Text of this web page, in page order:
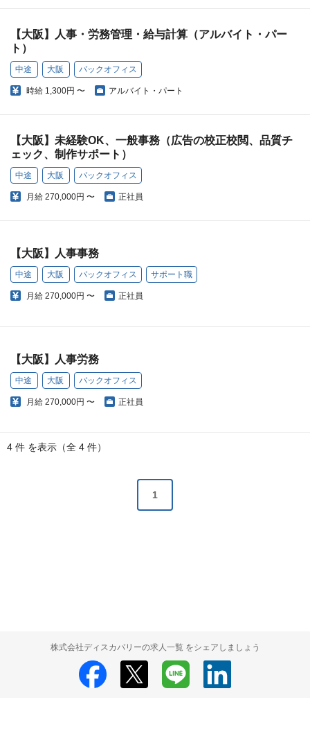
【大阪】人事・労務管理・給与計算（アルバイト・パー
ト）
中途 大阪 バックオフィス
時給 1,300円 〜 アルバイト・パート
【大阪】未経験OK、一般事務（広告の校正校閲、品質チ
ェック、制作サポート）
中途 大阪 バックオフィス
月給 270,000円 〜 正社員
【大阪】人事事務
中途 大阪 バックオフィス サポート職
月給 270,000円 〜 正社員
【大阪】人事労務
中途 大阪 バックオフィス
月給 270,000円 〜 正社員
4 件 を表示（全 4 件）
1
株式会社ディスカバリーの求人一覧 をシェアしましょう